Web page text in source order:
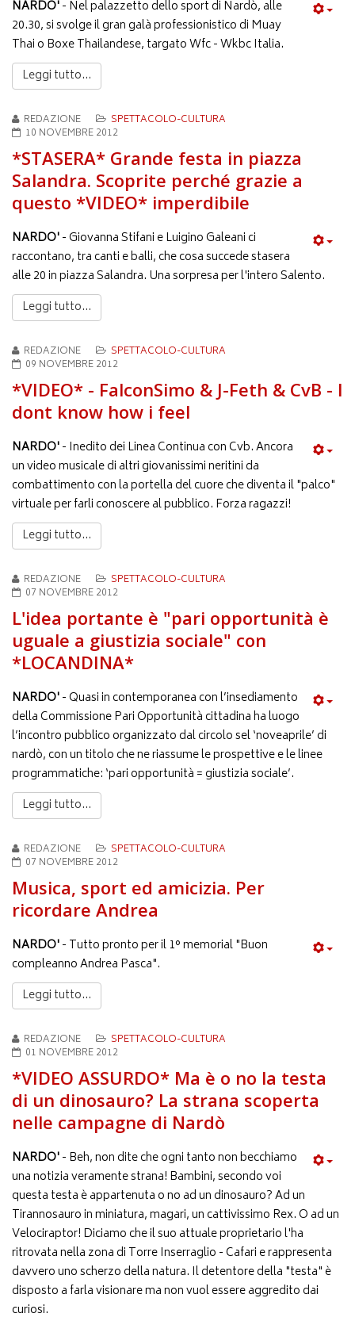
NARDO'- Nel palazzetto dello sport di Nardò, alle
20.30, si svolge il gran galà professionistico di Muay
Thai o Boxe Thailandese, targato Wfc - Wkbc Italia.
Leggi tutto...
REDAZIONE
SPETTACOLO-CULTURA
10 NOVEMBRE 2012
*STASERA* Grande festa in piazza
Salandra. Scoprite perché grazie a
questo *VIDEO* imperdibile
NARDO'- Giovanna Stifani e Luigino Galeani ci
raccontano, tra canti e balli, che cosa succede stasera
alle 20 in piazza Salandra. Una sorpresa per l'intero Salento.
Leggi tutto...
REDAZIONE
SPETTACOLO-CULTURA
09 NOVEMBRE 2012
*VIDEO* - FalconSimo & J-Feth & CvB - I
dont know how i feel
NARDO'- Inedito dei Linea Continua con Cvb. Ancora
un video musicale di altri giovanissimi neritini da
combattimento con la portella del cuore che diventa il "palco"
virtuale per farli conoscere al pubblico. Forza ragazzi!
Leggi tutto...
REDAZIONE
SPETTACOLO-CULTURA
07 NOVEMBRE 2012
L'idea portante è "pari opportunità è
uguale a giustizia sociale" con
*LOCANDINA*
NARDO'- Quasi in contemporanea con l’insediamento
della Commissione Pari Opportunità cittadina ha luogo
l’incontro pubblico organizzato dal circolo sel ‘noveaprile’ di
nardò, con un titolo che ne riassume le prospettive e le linee
programmatiche: ‘pari opportunità = giustizia sociale’.
Leggi tutto...
REDAZIONE
SPETTACOLO-CULTURA
07 NOVEMBRE 2012
Musica, sport ed amicizia. Per
ricordare Andrea
NARDO'- Tutto pronto per il 1° memorial "Buon
compleanno Andrea Pasca".
Leggi tutto...
REDAZIONE
SPETTACOLO-CULTURA
01 NOVEMBRE 2012
*VIDEO ASSURDO* Ma è o no la testa
di un dinosauro? La strana scoperta
nelle campagne di Nardò
NARDO'- Beh, non dite che ogni tanto non becchiamo
una notizia veramente strana! Bambini, secondo voi
questa testa è appartenuta o no ad un dinosauro? Ad un
Tirannosauro in miniatura, magari, un cattivissimo Rex. O ad un
Velociraptor! Diciamo che il suo attuale proprietario l'ha
ritrovata nella zona di Torre Inserraglio - Cafari e rappresenta
davvero uno scherzo della natura. Il detentore della "testa" è
disposto a farla visionare ma non vuol essere aggredito dai
curiosi.